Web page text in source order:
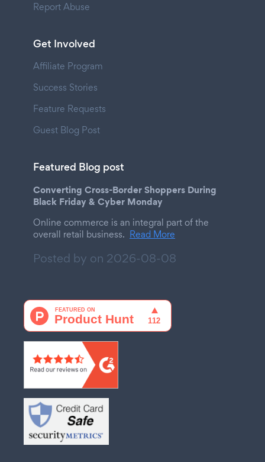
Report Abuse
Get Involved
Affiliate Program
Success Stories
Feature Requests
Guest Blog Post
Featured Blog post
Converting Cross-Border Shoppers During
Black Friday & Cyber Monday
Online commerce is an integral part of the
overall retail business. Read More
Posted by on 2026-08-08